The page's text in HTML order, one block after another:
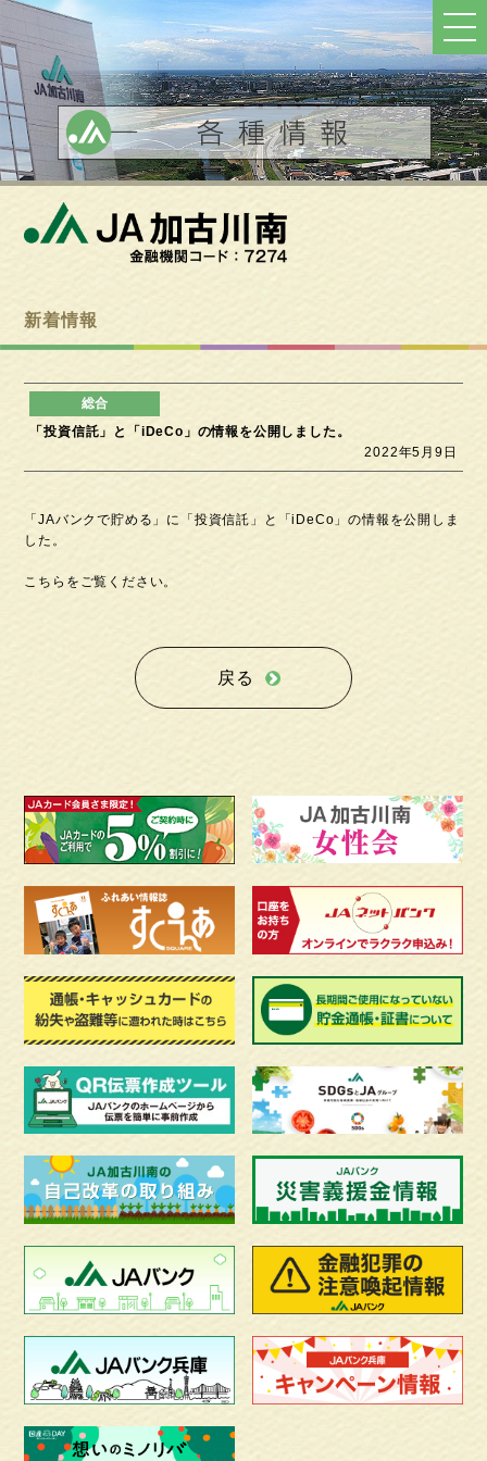
新着情報
「投資信託」と「iDeCo」の情報を公開しました。
2022年5月9日
「JAバンクで貯める」に「投資信託」と「iDeCo」の情報を公開しま
した。
こちらをご覧ください。
戻る